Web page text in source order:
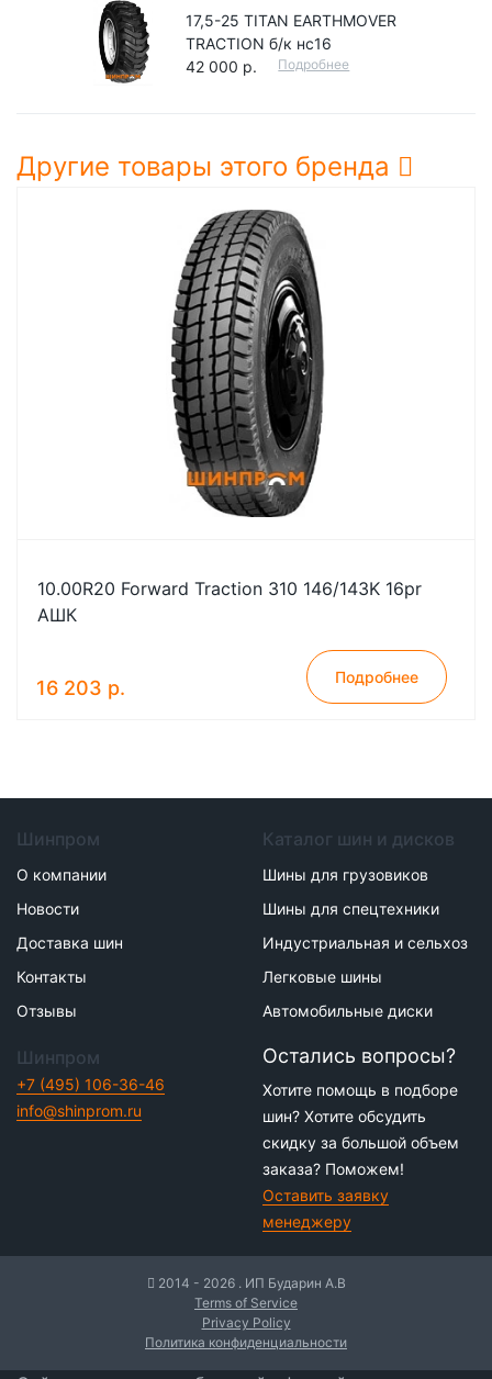
17,5-25 TITAN EARTHMOVER
TRACTION б/к нс16
42 000 р.
Подробнее
Другие товары этого бренда
10.00R20 Forward Traction 310 146/143K 16pr
АШК
16 203 р. Подробнее
Шинпром
О компании
Новости
Доставка шин
Контакты
Отзывы
Каталог шин и дисков
Шины для грузовиков
Шины для спецтехники
Индустриальная и сельхоз
Легковые шины
Автомобильные диски
Шинпром
+7 (495) 106-36-46
info@shinprom.ru
Остались вопросы?
Хотите помощь в подборе
шин? Хотите обсудить
скидку за большой объем
заказа? Поможем!
Оставить заявку
менеджеру
2014 - 2026 . ИП Бударин А.В
Terms of Service
Privacy Policy
Политика конфиденциальности